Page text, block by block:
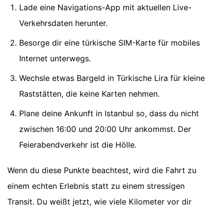
Lade eine Navigations-App mit aktuellen Live-
Verkehrsdaten herunter.
Besorge dir eine türkische SIM-Karte für mobiles
Internet unterwegs.
Wechsle etwas Bargeld in Türkische Lira für kleine
Raststätten, die keine Karten nehmen.
Plane deine Ankunft in Istanbul so, dass du nicht
zwischen 16:00 und 20:00 Uhr ankommst. Der
Feierabendverkehr ist die Hölle.
Wenn du diese Punkte beachtest, wird die Fahrt zu
einem echten Erlebnis statt zu einem stressigen
Transit. Du weißt jetzt, wie viele Kilometer vor dir